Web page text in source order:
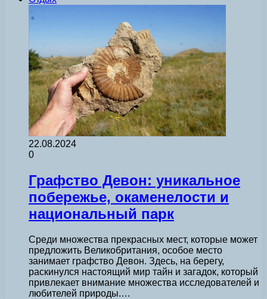
22.08.2024
0
Графство Девон: уникальное
побережье, окаменелости и
национальный парк
Среди множества прекрасных мест, которые может
предложить Великобритания, особое место
занимает графство Девон. Здесь, на берегу,
раскинулся настоящий мир тайн и загадок, который
привлекает внимание множества исследователей и
любителей природы.…